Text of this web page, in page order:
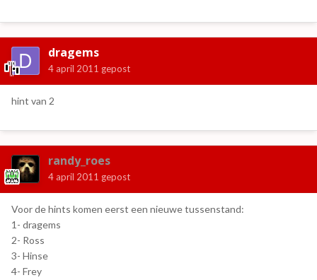
dragems
4 april 2011 gepost
hint van 2
randy_roes
4 april 2011 gepost
Voor de hints komen eerst een nieuwe tussenstand:
1- dragems
2- Ross
3- Hinse
4- Frey